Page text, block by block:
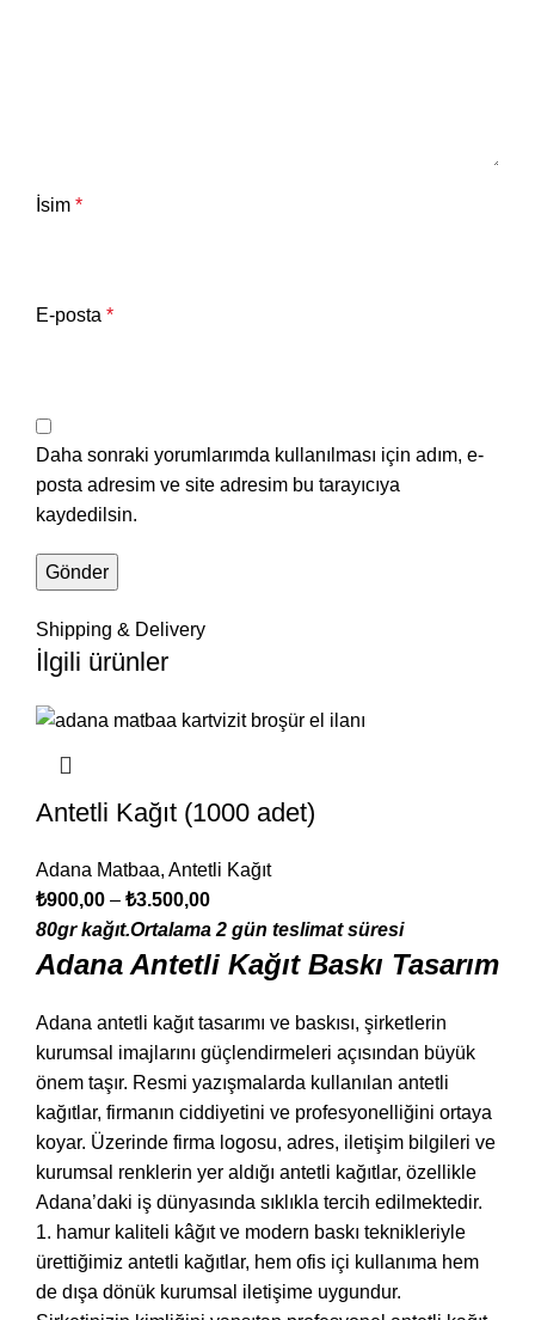
İsim *
E-posta *
Daha sonraki yorumlarımda kullanılması için adım, e-
posta adresim ve site adresim bu tarayıcıya
kaydedilsin.
Shipping & Delivery
İlgili ürünler
Antetli Kağıt (1000 adet)
Adana Matbaa, Antetli Kağıt
₺900,00 – ₺3.500,00
80gr kağıt.Ortalama 2 gün teslimat süresi
Adana Antetli Kağıt Baskı Tasarım
Adana antetli kağıt tasarımı ve baskısı, şirketlerin
kurumsal imajlarını güçlendirmeleri açısından büyük
önem taşır. Resmi yazışmalarda kullanılan antetli
kağıtlar, firmanın ciddiyetini ve profesyonelliğini ortaya
koyar. Üzerinde firma logosu, adres, iletişim bilgileri ve
kurumsal renklerin yer aldığı antetli kağıtlar, özellikle
Adana’daki iş dünyasında sıklıkla tercih edilmektedir.
1. hamur kaliteli kâğıt ve modern baskı teknikleriyle
ürettiğimiz antetli kağıtlar, hem ofis içi kullanıma hem
de dışa dönük kurumsal iletişime uygundur.